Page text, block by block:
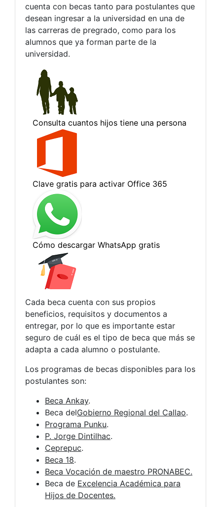
cuenta con becas tanto para postulantes que
desean ingresar a la universidad en una de
las carreras de pregrado, como para los
alumnos que ya forman parte de la
universidad.
Cada beca cuenta con sus propios
beneficios, requisitos y documentos a
entregar, por lo que es importante estar
seguro de cuál es el tipo de beca que más se
adapta a cada alumno o postulante.
Los programas de becas disponibles para los
postulantes son:
Beca Ankay.
Beca delGobierno Regional del Callao.
Programa Punku.
P. Jorge Dintilhac.
Ceprepuc.
Beca 18.
Beca Vocación de maestro PRONABEC.
Beca de Excelencia Académica para
Hijos de Docentes.